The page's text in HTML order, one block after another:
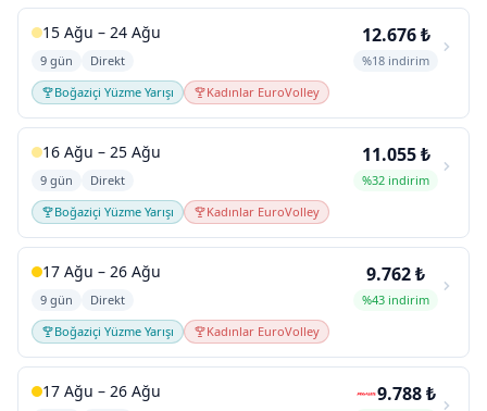
15 Ağu – 24 Ağu
9 gün
Direkt
Boğaziçi Yüzme Yarışı
Kadınlar EuroVolley
12.676 ₺
%18 indirim
16 Ağu – 25 Ağu
9 gün
Direkt
Boğaziçi Yüzme Yarışı
Kadınlar EuroVolley
11.055 ₺
%32 indirim
17 Ağu – 26 Ağu
9 gün
Direkt
Boğaziçi Yüzme Yarışı
Kadınlar EuroVolley
9.762 ₺
%43 indirim
17 Ağu – 26 Ağu 9.788 ₺